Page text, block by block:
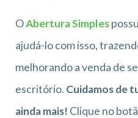
OAbertura Simples
ajudá-lo com isso,
melhorando a venda de
escritório. Cuidamos de
ainda mais! Clique no